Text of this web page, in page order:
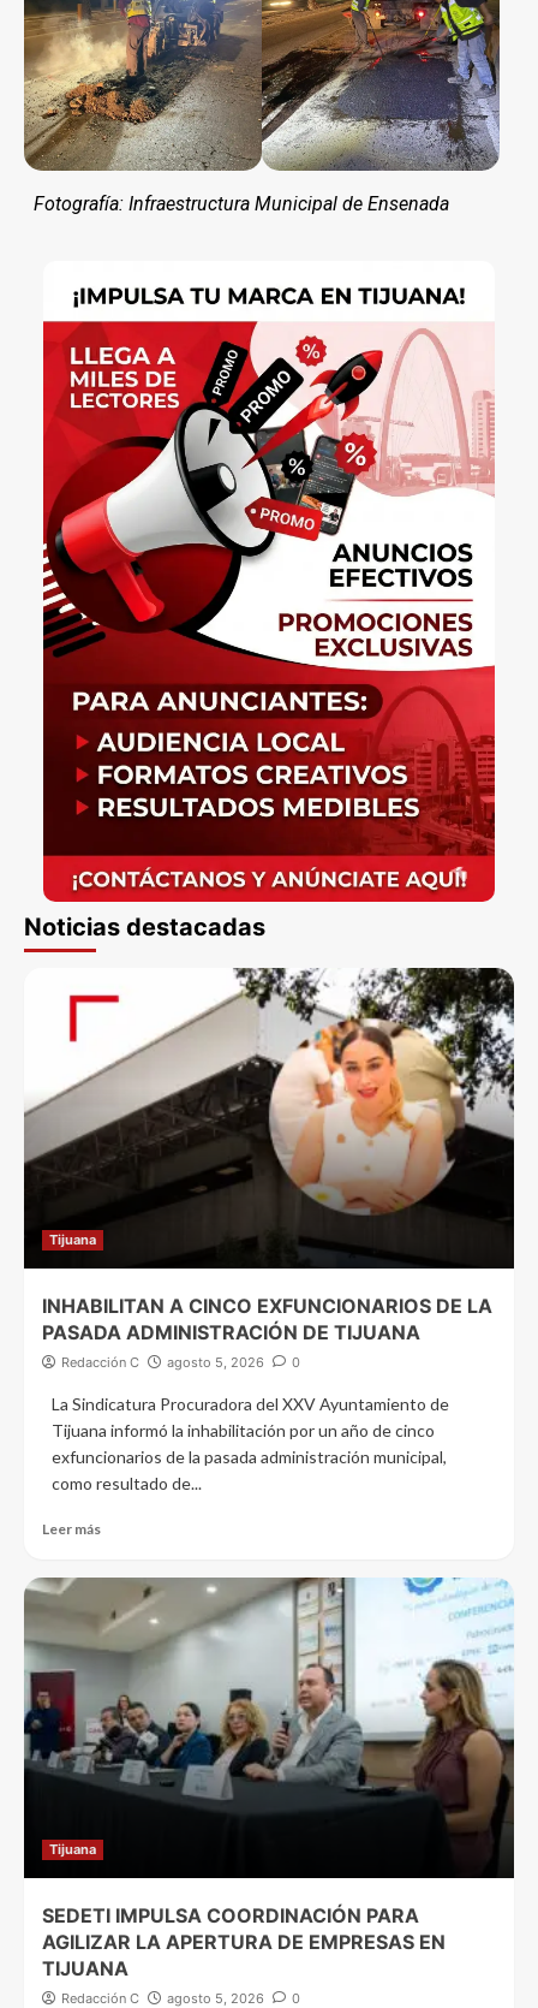
Fotografía: Infraestructura Municipal de Ensenada
Noticias destacadas
Tijuana
INHABILITAN A CINCO EXFUNCIONARIOS DE LA
PASADA ADMINISTRACIÓN DE TIJUANA
Redacción C agosto 5, 2026 0
La Sindicatura Procuradora del XXV Ayuntamiento de
Tijuana informó la inhabilitación por un año de cinco
exfuncionarios de la pasada administración municipal,
como resultado de...
Leer más
Tijuana
SEDETI IMPULSA COORDINACIÓN PARA
AGILIZAR LA APERTURA DE EMPRESAS EN
TIJUANA
Redacción C agosto 5, 2026 0